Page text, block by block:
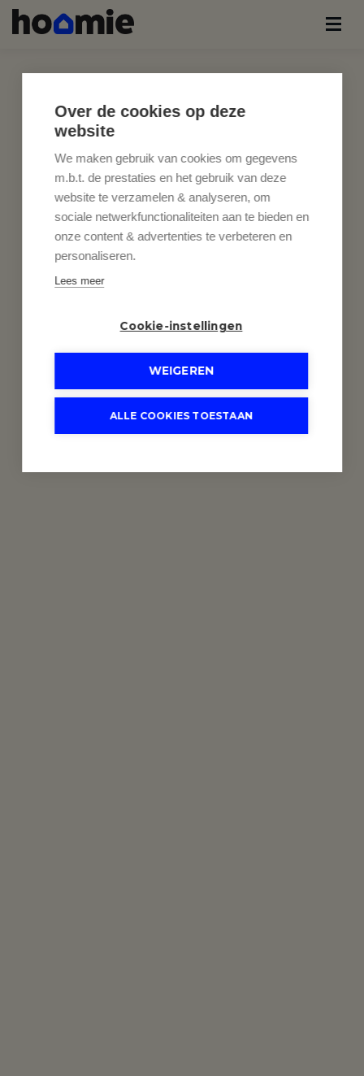
Over de cookies op deze
website
We maken gebruik van cookies om gegevens
m.b.t. de prestaties en het gebruik van deze
website te verzamelen & analyseren, om
sociale netwerkfunctionaliteiten aan te bieden en
onze content & advertenties te verbeteren en
personaliseren.
Lees meer
Cookie-instellingen
WEIGEREN
ALLE COOKIES TOESTAAN